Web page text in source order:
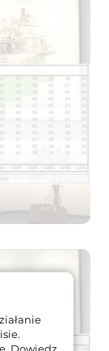
Dowiedz